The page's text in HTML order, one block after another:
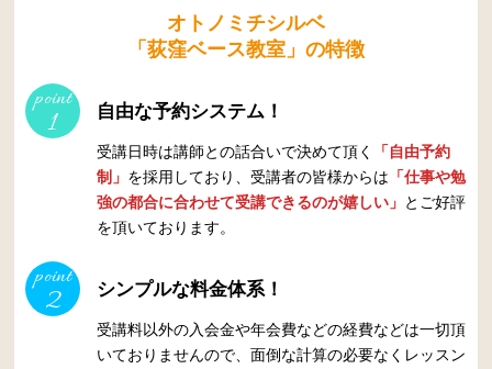
オトノミチシルベ
「荻窪ベース教室」の特徴
point
1 自由な予約システム！
受講日時は講師との話合いで決めて頂く
「自由予約
制」 を採用しており、受講者の皆様からは 「仕事や勉
強の都合に合わせて受講できるのが嬉しい」 とご好評
を頂いております。
point
2 シンプルな料金体系！
受講料以外の入会金や年会費などの経費などは一切頂
いておりませんので、面倒な計算の必要なくレッスン